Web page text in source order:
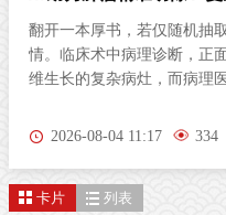
翻开一本厚书，若仅随机抽
情。临床术中病理诊断，正
维生长的复杂病灶，而病理
隙立体蔓延、分布隐匿，单
队联合物理学系季敏标团队
2026-08-04 11:17 334
卡片 列表